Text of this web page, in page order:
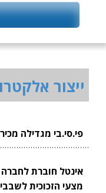
ייצור
פי.סי.בי מגדילה
אינטל חוברת
מצעי הזכוכית